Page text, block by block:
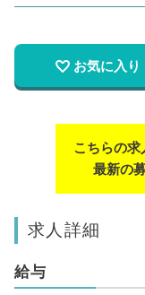
お気に入り
こちらの求
最新の
求人詳細
給与